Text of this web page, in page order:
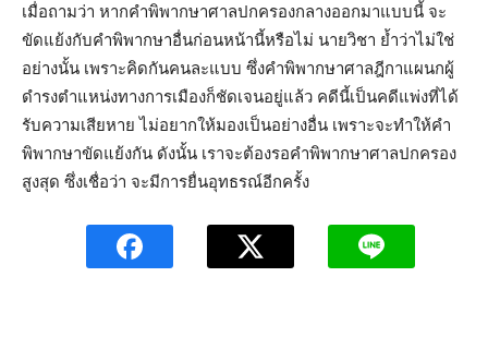
เมื่อถามว่า หากคำพิพากษาศาลปกครองกลางออกมาแบบนี้ จะ
ขัดแย้งกับคำพิพากษาอื่นก่อนหน้านี้หรือไม่ นายวิชา ย้ำว่าไม่ใช่
อย่างนั้น เพราะคิดกันคนละแบบ ซึ่งคำพิพากษาศาลฎีกาแผนกผู้
ดำรงตำแหน่งทางการเมืองก็ชัดเจนอยู่แล้ว คดีนี้เป็นคดีแพ่งที่ได้
รับความเสียหาย ไม่อยากให้มองเป็นอย่างอื่น เพราะจะทำให้คำ
พิพากษาขัดแย้งกัน ดังนั้น เราจะต้องรอคำพิพากษาศาลปกครอง
สูงสุด ซึ่งเชื่อว่า จะมีการยื่นอุทธรณ์อีกครั้ง